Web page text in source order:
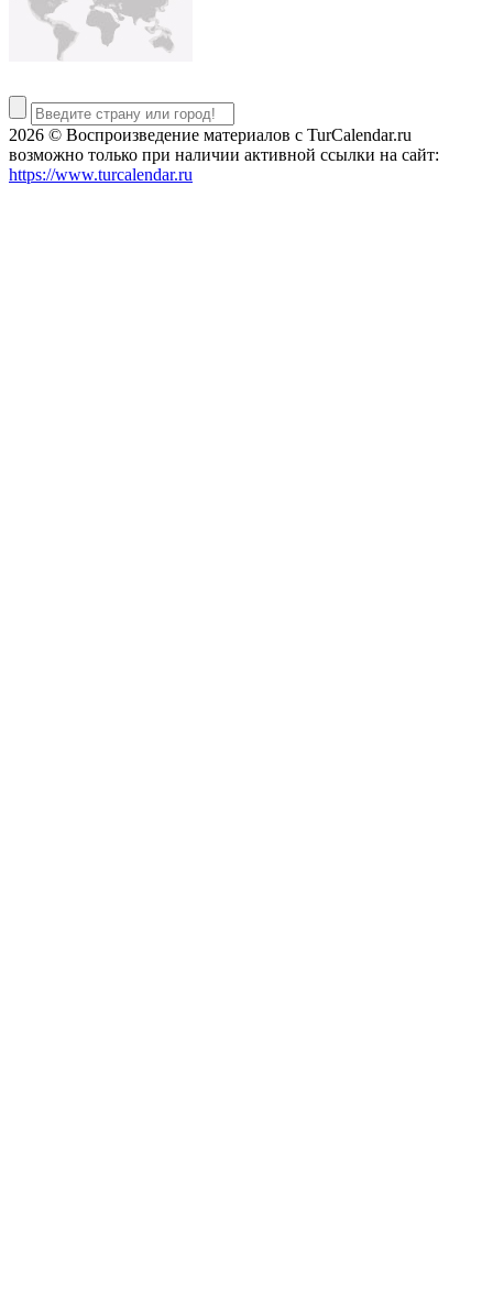
2026 © Воспроизведение материалов c TurCalendar.ru
возможно только при наличии активной ссылки на сайт:
https://www.turcalendar.ru